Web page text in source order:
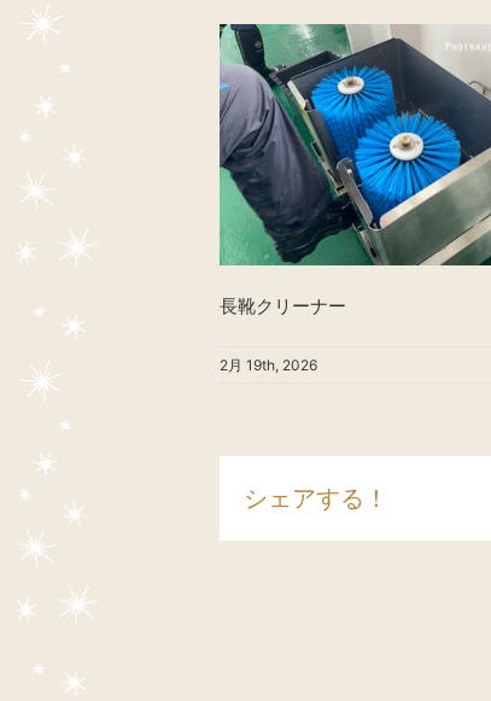
長靴クリーナー
2月 19th, 2026
シェアする！